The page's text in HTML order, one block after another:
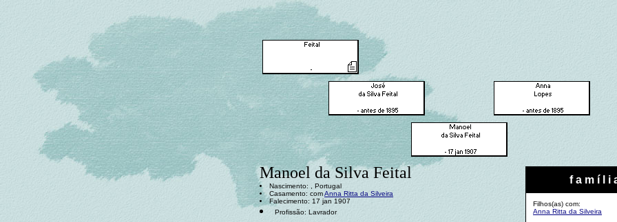
f a m í l i
Filhos(as) com:
Anna Ritta da Silveira
Manoel da Silva Feital
Nascimento: , Portugal
Casamento: comAnna Ritta da Silveira
Falecimento: 17 jan 1907
Profissão: Lavrador